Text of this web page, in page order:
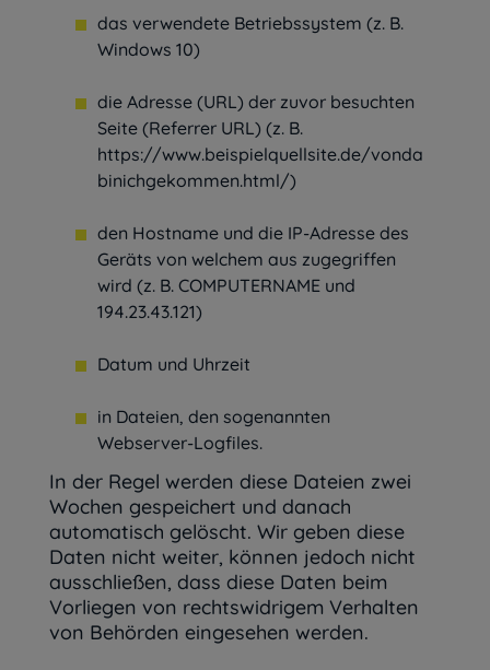
das verwendete Betriebssystem (z. B.
Windows 10)
die Adresse (URL) der zuvor besuchten
Seite (Referrer URL) (z. B.
https://www.beispielquellsite.de/vonda
binichgekommen.html/)
den Hostname und die IP-Adresse des
Geräts von welchem aus zugegriffen
wird (z. B. COMPUTERNAME und
194.23.43.121)
Datum und Uhrzeit
in Dateien, den sogenannten
Webserver-Logfiles.
In der Regel werden diese Dateien zwei
Wochen gespeichert und danach
automatisch gelöscht. Wir geben diese
Daten nicht weiter, können jedoch nicht
ausschließen, dass diese Daten beim
Vorliegen von rechtswidrigem Verhalten
von Behörden eingesehen werden.